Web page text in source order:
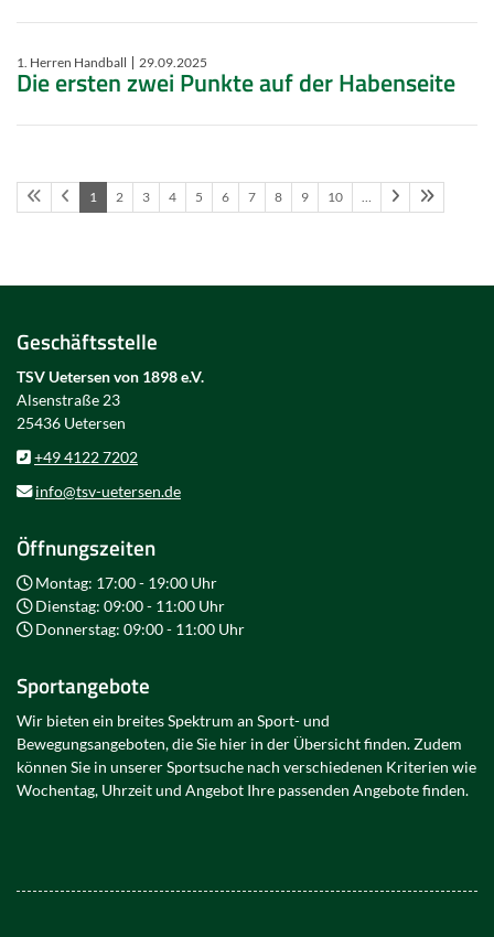
1. Herren Handball 29.09.2025
Die ersten zwei Punkte auf der Habenseite
1 2 3 4 5 6 7 8 9 10 …
Geschäftsstelle
TSV Uetersen von 1898 e.V.
Alsenstraße 23
25436 Uetersen
+49 4122 7202
info@tsv-uetersen.de
Öffnungszeiten
Montag: 17:00 - 19:00 Uhr
Dienstag: 09:00 - 11:00 Uhr
Donnerstag: 09:00 - 11:00 Uhr
Sportangebote
Wir bieten ein breites Spektrum an Sport- und
Bewegungsangeboten, die Sie hier in der Übersicht finden. Zudem
können Sie in unserer Sportsuche nach verschiedenen Kriterien wie
Wochentag, Uhrzeit und Angebot Ihre passenden Angebote finden.